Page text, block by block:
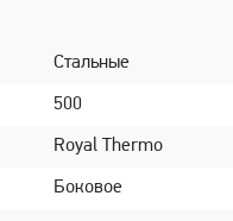
Стальные
500
Royal Thermo
Боковое